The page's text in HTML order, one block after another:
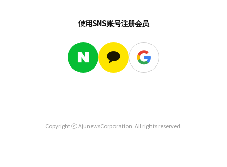
使用SNS账号注册会员
Copyright ⓒ AjunewsCorporation. All rights reserved.